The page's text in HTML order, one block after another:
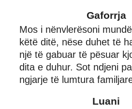
Gaforrja
Mos i nënvlerësoni
këtë ditë, nëse duhet të
një të gabuar të pësuar
dita e duhur. Sot ndjeni
ngjarje të lumtura
Luani